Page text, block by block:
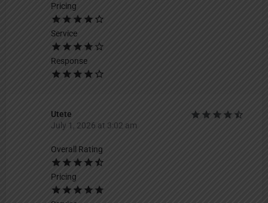
Pricing
Service
Response
Utete
July 1, 2026 at 3:02 am
Overall Rating
Pricing